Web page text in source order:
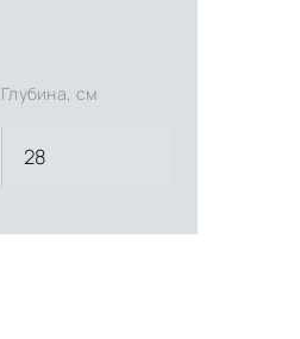
Глубина, см
28